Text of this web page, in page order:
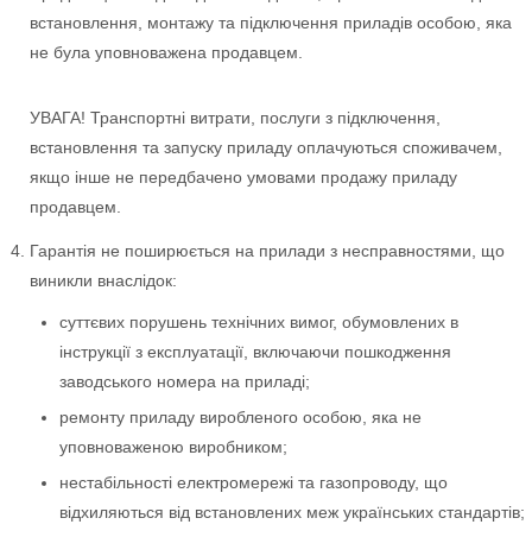
встановлення, монтажу та підключення приладів особою, яка
не була уповноважена продавцем.
УВАГА! Транспортні витрати, послуги з підключення,
встановлення та запуску приладу оплачуються споживачем,
якщо інше не передбачено умовами продажу приладу
продавцем.
Гарантія не поширюється на прилади з несправностями, що
виникли внаслідок:
суттєвих порушень технічних вимог, обумовлених в
інструкції з експлуатації, включаючи пошкодження
заводського номера на приладі;
ремонту приладу виробленого особою, яка не
уповноваженою виробником;
нестабільності електромережі та газопроводу, що
відхиляються від встановлених меж українських стандартів;